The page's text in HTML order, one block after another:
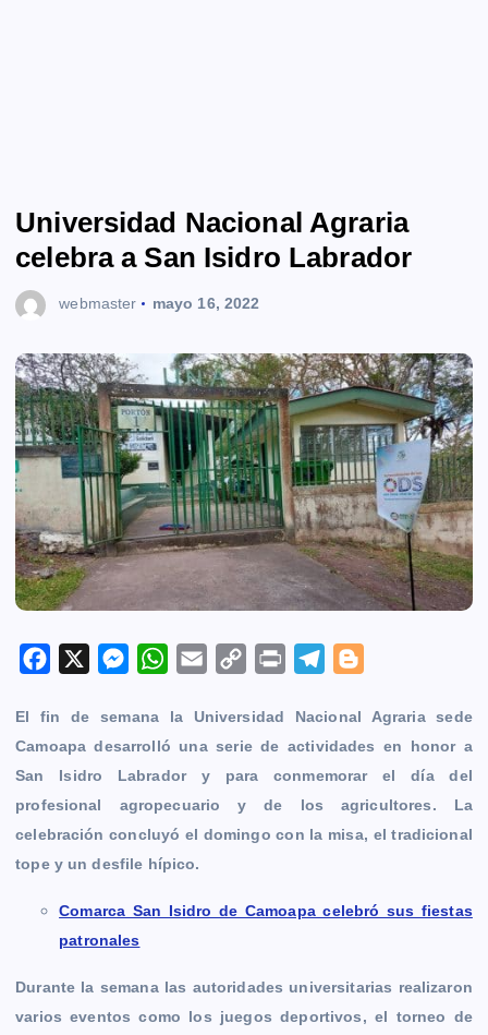
Universidad Nacional Agraria
celebra a San Isidro Labrador
webmaster mayo 16, 2022
c
e
b
o
o
k
M
s
s
e
n
g
e
r
W
a
t
s
A
p
p
a
i
l
C
p
y
L
n
n
t
l
e
g
a
o
g
g
e
r
El fin de semana la Universidad Nacional Agraria sede
Camoapa desarrolló una serie de actividades en honor a
San Isidro Labrador y para conmemorar el día del
profesional agropecuario y de los agricultores. La
celebración concluyó el domingo con la misa, el tradicional
tope y un desfile hípico.
Comarca San Isidro de Camoapa celebró sus fiestas
patronales
Durante la semana las autoridades universitarias realizaron
varios eventos como los juegos deportivos, el torneo de